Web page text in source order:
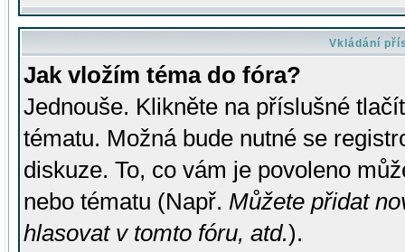
Vkládání
Jak vložím téma do fóra?
Jednouše. Klikněte na příslušné
tématu. Možná bude nutné se
diskuze. To, co vám je povoleno
nebo tématu (Např. Můžete přidat
hlasovat v tomto fóru, atd.).